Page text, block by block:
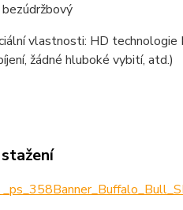
vlastnosti: HD technologie
žádné hluboké vybití, atd.)